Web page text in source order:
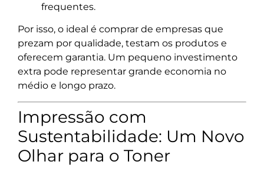
frequentes.
Por isso, o ideal é comprar de empresas que
prezam por qualidade, testam os produtos e
oferecem garantia. Um pequeno investimento
extra pode representar grande economia no
médio e longo prazo.
Impressão com
Sustentabilidade: Um Novo
Olhar para o Toner